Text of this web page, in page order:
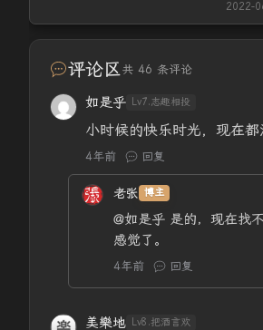
2022-
评论区共 46 条评论
如是乎 Lv7.志趣相投
小时候的快乐时光，现在都
4年前 回复
老张 博主
@如是乎 是的，现在找
感觉了。
4年前 回复
美樂地 Lv8.把酒言欢